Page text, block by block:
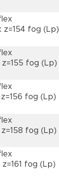
z=154 fog (Lp)
z=155 fog (Lp)
fog (Lp)
z=158 fog (Lp)
z=161 fog (Lp)